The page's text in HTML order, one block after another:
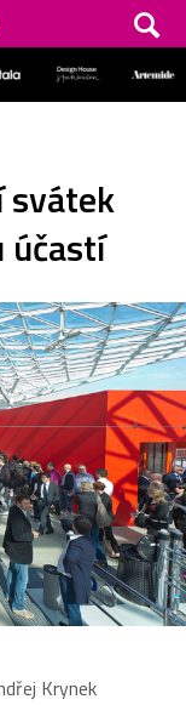
svátek
účastí
Krynek